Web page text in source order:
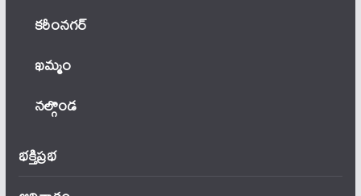
కరీంనగర్
ఖ‌మ్మం
నల్గొండ
భక్తిప్రభ